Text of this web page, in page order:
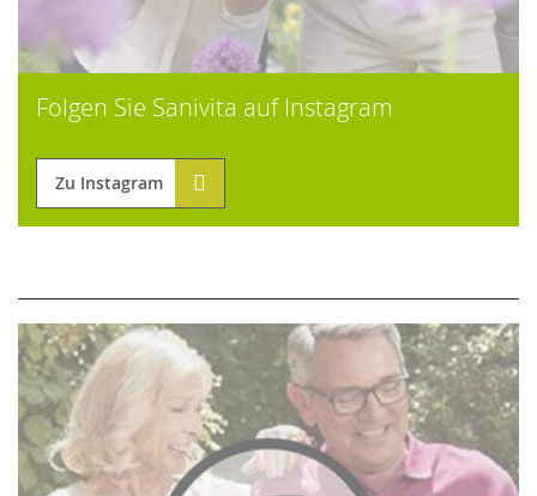
Folgen Sie Sanivita auf Instagram
Zu Instagram